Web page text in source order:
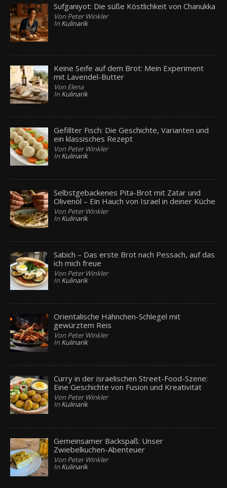
Sufganiyot: Die süße Köstlichkeit von Chanukka
Von Peter Winkler
In Kulinarik
Keine Seife auf dem Brot: Mein Experiment
mit Lavendel-Butter
Von Elena
In Kulinarik
Gefillter Fisch: Die Geschichte, Varianten und
ein klassisches Rezept
Von Peter Winkler
In Kulinarik
Selbstgebackenes Pita-Brot mit Zatar und
Olivenöl – Ein Hauch von Israel in deiner Küche
Von Peter Winkler
In Kulinarik
Sabich – Das erste Brot nach Pessach, auf das
ich mich freue
Von Peter Winkler
In Kulinarik
Orientalische Hähnchen-Schlegel mit
gewürztem Reis
Von Peter Winkler
In Kulinarik
Curry in der israelischen Street-Food-Szene:
Eine Geschichte von Fusion und Kreativität
Von Peter Winkler
In Kulinarik
Gemeinsamer Backspaß: Unser
Zwiebelkuchen-Abenteuer
Von Peter Winkler
In Kulinarik